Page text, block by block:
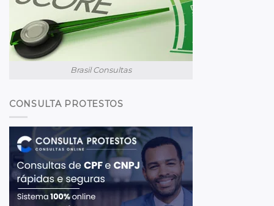
Brasil Consultas
CONSULTA PROTESTOS